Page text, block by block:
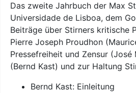
Das zweite Jahrbuch der Max
Universidade de Lisboa, dem
Beiträge über Stirners kritische
Pierre Joseph Proudhon
Pressefreiheit und Zensur
(Bernd Kast) und zur Haltung
Bernd Kast: Einleitung